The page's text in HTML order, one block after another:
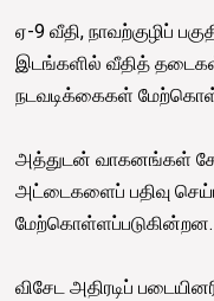
ஏ-9 வீதி, நாவற்குழிப்
இடங்களில் வீதித்
நடவடிக்கைகள்
அத்துடன் வாகனங்கள்
அட்டைகளைப் பதிவு
மேற்கொள்ளப்படுகின்றன.
விசேட அதிரடிப்